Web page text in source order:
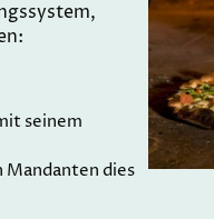
seinem
Mandanten dies